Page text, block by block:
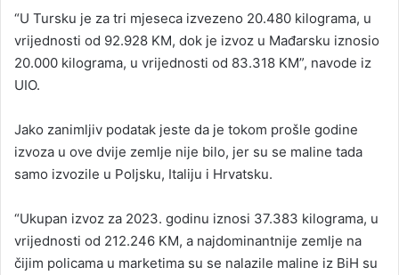
“U Tursku je za tri mjeseca izvezeno 20.480 kilograma, u
vrijednosti od 92.928 KM, dok je izvoz u Mađarsku iznosio
20.000 kilograma, u vrijednosti od 83.318 KM”, navode iz
UIO.
Jako zanimljiv podatak jeste da je tokom prošle godine
izvoza u ove dvije zemlje nije bilo, jer su se maline tada
samo izvozile u Poljsku, Italiju i Hrvatsku.
“Ukupan izvoz za 2023. godinu iznosi 37.383 kilograma, u
vrijednosti od 212.246 KM, a najdominantnije zemlje na
čijim policama u marketima su se nalazile maline iz BiH su